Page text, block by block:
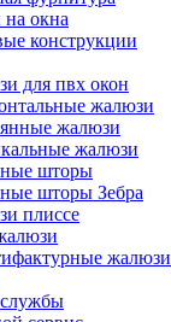
окна
конструкции
для пвх окон
жалюзи
жалюзи
жалюзи
шторы
шторы Зебра
плиссе
жалюзи